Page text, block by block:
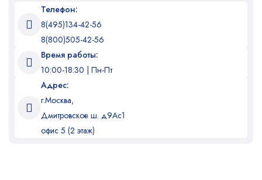
Телефон:
8(495)134-42-56
8(800)505-42-56
Время работы:
10:00-18:30 | Пн-Пт
Адрес:
г.Москва,
Дмитровское ш. д9Ас1
офис 5 (2 этаж)